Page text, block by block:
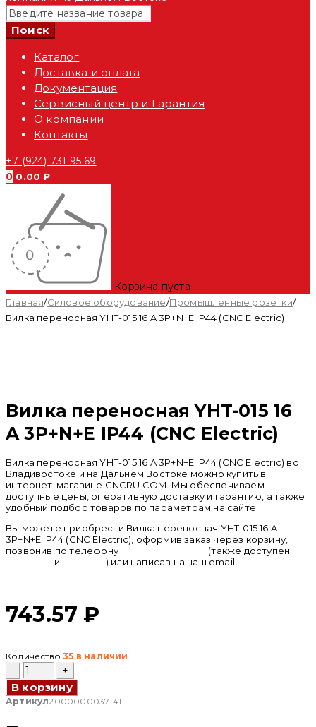
Каталог
Доставка и оплата
Документация
Сервисный центр и Гарантия
О компании
Контакты
+7 (924) 731 95 69
0 0.00₽
Корзина пуста
Главная/Силовое оборудование/Промышленные розетки/
Вилка переносная YHT-015 16 A 3P+N+E IP44 (CNC Electric)
Вилка переносная YHT-015 16
A 3P+N+E IP44 (CNC Electric)
Вилка переносная YHT-015 16 A 3P+N+E IP44 (CNC Electric) во
Владивостоке и на Дальнем Востоке можно купить в
интернет-магазине CNCRU.COM. Мы обеспечиваем
доступные цены, оперативную доставку и гарантию, а также
удобный подбор товаров по параметрам на сайте.
Вы можете приобрести Вилка переносная YHT-015 16 A
3P+N+E IP44 (CNC Electric), оформив заказ через корзину,
позвонив по телефону
(также доступен
и
) или написав на наш email
743.57₽
Количество 35 в наличии
Количество
товара
Вилка
переносная
В корзину
Артикул2000000037141